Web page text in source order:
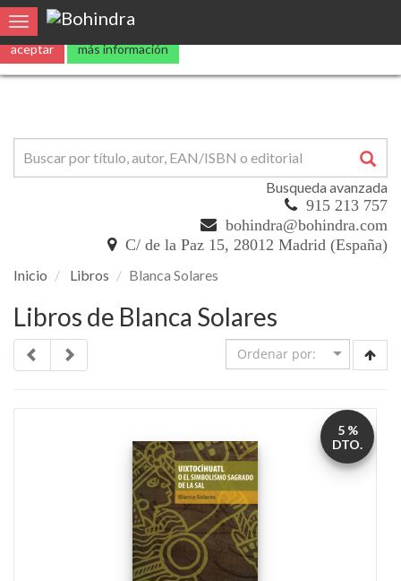
Utilizamoscookies propias y de terceros para mejorar nuestros
aceptar más información
Toggle navigation
Busqueda avanzada
915 213 757
bohindra@bohindra.com
C/ de la Paz 15, 28012 Madrid (España)
Inicio Libros Blanca Solares
Libros de Blanca Solares
5 %
DTO.